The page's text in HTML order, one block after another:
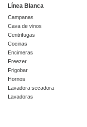
Línea Blanca
Campanas
Cava de vinos
Centrifugas
Cocinas
Encimeras
Freezer
Frigobar
Hornos
Lavadora secadora
Lavadoras